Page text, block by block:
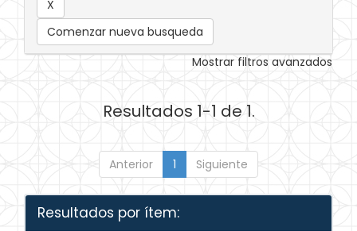
Comenzar nueva busqueda
Mostrar filtros avanzados
Resultados 1-1 de 1.
Anterior 1 Siguiente
Resultados por ítem: